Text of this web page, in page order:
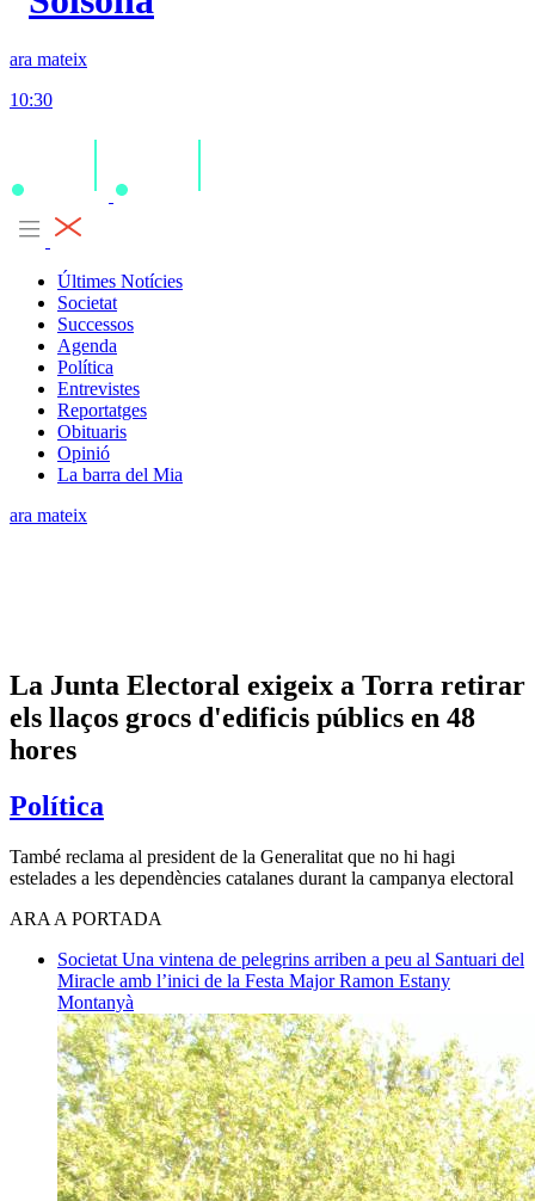
ara mateix
10:30
Últimes Notícies
Societat
Successos
Agenda
Política
Entrevistes
Reportatges
Obituaris
Opinió
La barra del Mia
ara mateix
La Junta Electoral exigeix a Torra retirar
els llaços grocs d'edificis públics en 48
hores
Política
També reclama al president de la Generalitat que no hi hagi
estelades a les dependències catalanes durant la campanya electoral
ARA A PORTADA
Societat Una vintena de pelegrins arriben a peu al Santuari del
Miracle amb l’inici de la Festa MajorRamon Estany
Montanyà